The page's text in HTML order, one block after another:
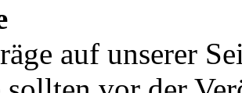
auf unserer